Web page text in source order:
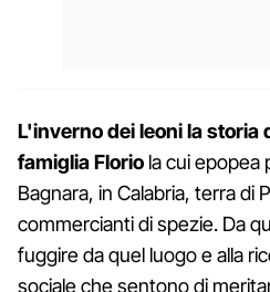
L'inverno dei leoni la storia
famiglia Florio la cui epopea
Bagnara, in Calabria, terra di
commercianti di spezie. Da
fuggire da quel luogo e alla
sociale che sentono di